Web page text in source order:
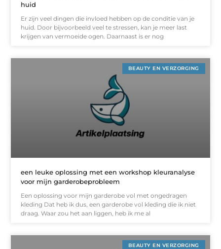
huid
Er zijn veel dingen die invloed hebben op de conditie van je
huid. Door bijvoorbeeld veel te stressen, kan je meer last
krijgen van vermoeide ogen. Daarnaast is er nog
BEAUTY EN VERZORGING
een leuke oplossing met een workshop kleuranalyse
voor mijn garderobeprobleem
Een oplossing voor mijn garderobe vol met ongedragen
kleding Dat heb ik dus, een garderobe vol kleding die ik niet
draag. Waar zou het aan liggen, heb ik me al
BEAUTY EN VERZORGING